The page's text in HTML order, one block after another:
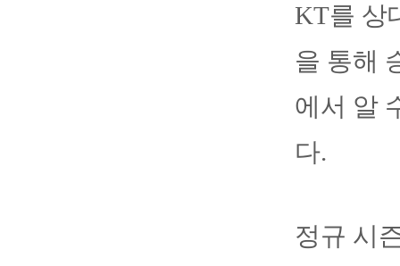
KT를 상
을 통해
에서 알
다.
정규 시